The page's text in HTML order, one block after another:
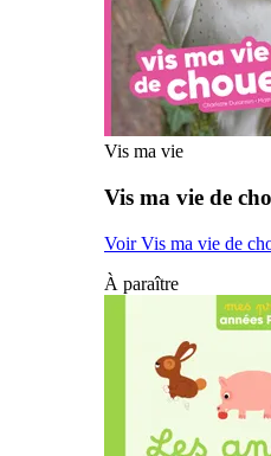
Vis ma vie
Vis ma vie de
Voir Vis ma vie de
À paraître